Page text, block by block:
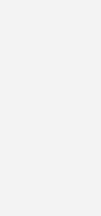
d.h. es müsste
Wärmeschutz.
decken können,
nur